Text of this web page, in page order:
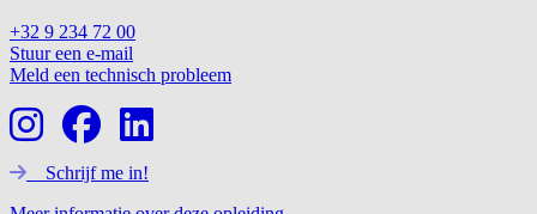
+32 9 234 72 00
Stuur een e-mail
Meld een technisch probleem
Schrijf me in!